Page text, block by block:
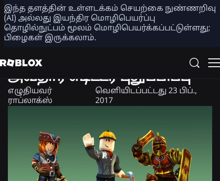
இந்த தளத்தின் உள்ளடக்கம் செயற்கை நுண்ணறிவு
(AI) அல்லது இயந்திர மொழிபெயர்ப்பு
தொழில்நுட்பம் மூலம் மொழிபெயர்க்கப்பட்டுள்ளது;
பிழைகள் இருக்கலாம்.
பகிர்
தயாரிப்பு
அவதார் எடிட்டர் புதுப்பிப்பு
எழுதியவர்
ராப்லாக்ஸ்
வெளியிடப்பட்டது 23 பிப்.,
2017